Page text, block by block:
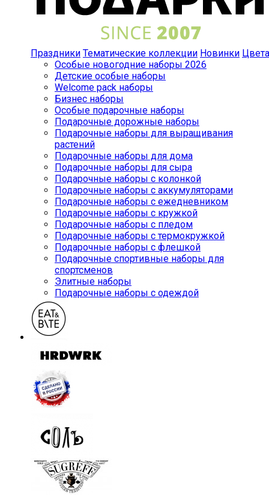
Праздники Тематические коллекции Новинки Цвета
Особые новогодние наборы 2026
Детские особые наборы
Welcome pack наборы
Бизнес наборы
Особые подарочные наборы
Подарочные дорожные наборы
Подарочные наборы для выращивания
растений
Подарочные наборы для дома
Подарочные наборы для сыра
Подарочные наборы с колонкой
Подарочные наборы с аккумуляторами
Подарочные наборы с ежедневником
Подарочные наборы с кружкой
Подарочные наборы с пледом
Подарочные наборы с термокружкой
Подарочные наборы с флешкой
Подарочные спортивные наборы для
спортсменов
Элитные наборы
Подарочные наборы с одеждой